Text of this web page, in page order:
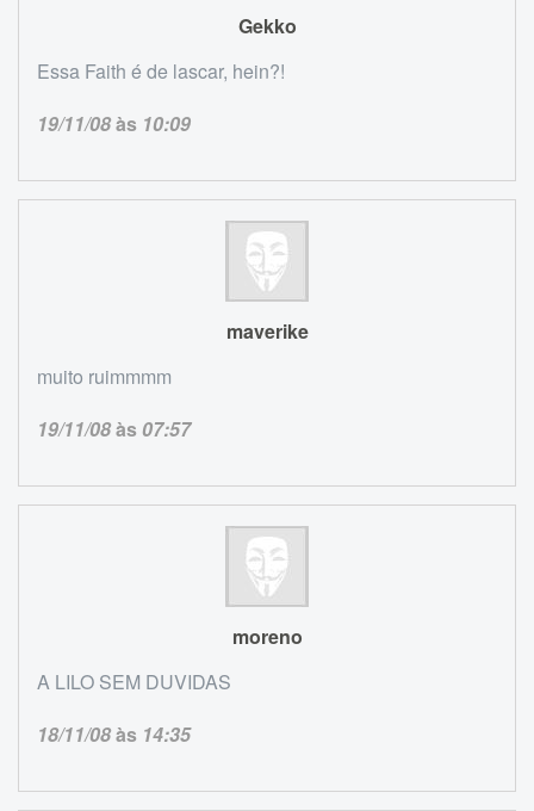
Gekko
Essa Faith é de lascar, hein?!
19/11/08às 10:09
maverike
muito ruimmmm
19/11/08às07:57
moreno
A LILO SEM DUVIDAS
18/11/08às 14:35